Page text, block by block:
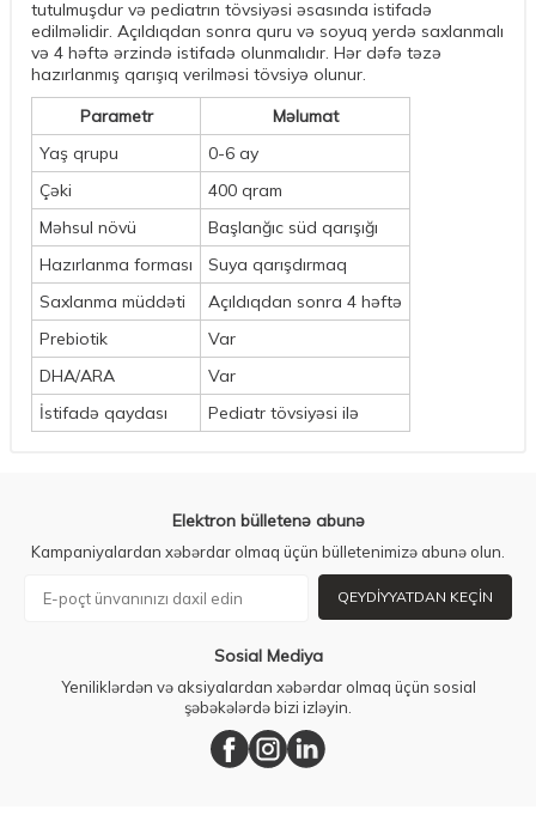
tutulmuşdur və pediatrın tövsiyəsi əsasında istifadə
edilməlidir. Açıldıqdan sonra quru və soyuq yerdə saxlanmalı
və 4 həftə ərzində istifadə olunmalıdır. Hər dəfə təzə
hazırlanmış qarışıq verilməsi tövsiyə olunur.
Parametr
Məlumat
Yaş qrupu
0-6 ay
Çəki
400 qram
Məhsul növü
Başlanğıc süd qarışığı
Hazırlanma forması
Suya qarışdırmaq
Saxlanma müddəti
Açıldıqdan sonra 4 həftə
Prebiotik
Var
DHA/ARA
Var
İstifadə qaydası
Pediatr tövsiyəsi ilə
Elektron bülletenə abunə
Kampaniyalardan xəbərdar olmaq üçün bülletenimizə abunə olun.
QEYDIYYATDAN KEÇIN
Sosial Mediya
Yeniliklərdən və aksiyalardan xəbərdar olmaq üçün sosial
şəbəkələrdə bizi izləyin.